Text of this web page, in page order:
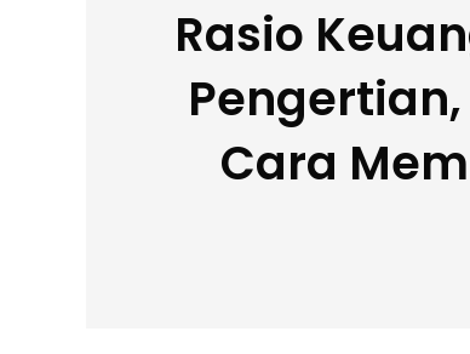
Rasio
Cara